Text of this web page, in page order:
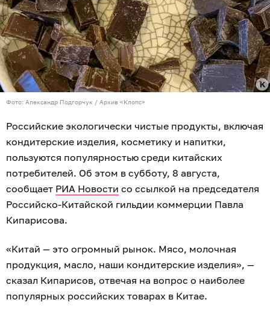
Фото: Александр Подгорчук / Архив «Клопс»
Российские экологически чистые продукты, включая
кондитерские изделия, косметику и напитки,
пользуются популярностью среди китайских
потребителей. Об этом в субботу, 8 августа,
сообщает РИА Новости со ссылкой на председателя
Российско-Китайской гильдии коммерции Павла
Кипарисова.
«Китай — это огромный рынок. Мясо, молочная
продукция, масло, наши кондитерские изделия», —
сказал Кипарисов, отвечая на вопрос о наиболее
популярных российских товарах в Китае.